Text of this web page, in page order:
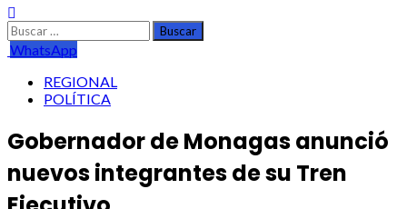
Buscar:
WhatsApp
REGIONAL
POLÍTICA
Gobernador de Monagas anunció
nuevos integrantes de su Tren